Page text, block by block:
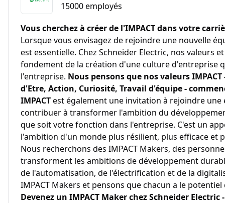
15000employés
Vous cherchez à créer de l'IMPACT dans votre
Lorsque vous envisagez de rejoindre une nouvelle
est essentielle. Chez Schneider Electric, nos valeurs
fondement de la création d'une culture d'entreprise
l'entreprise. Nous pensons que nos valeurs
d'Etre, Action, Curiosité, Travail d'équipe -
IMPACTest également une invitation à rejoindre
contribuer à transformer l'ambition du
que soit votre fonction dans l'entreprise. C'est un
l'ambition d'un monde plus résilient, plus efficace et
Nous recherchons des IMPACT Makers, des
transforment les ambitions de développement
de l'automatisation, de l'électrification et de la
IMPACT Makers et pensons que chacun a le
Devenez un IMPACT Maker chez Schneider